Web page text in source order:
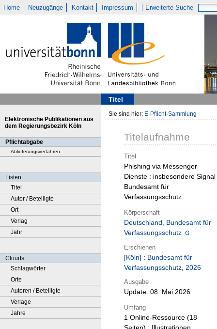
Home Neuzugänge Kontakt Impressum Erweiterte Suche
Titel
Elektronische Publikationen aus
dem Regierungsbezirk Köln
Pflichtabgabe
Ablieferungsverfahren
Listen
Titel
Autor / Beteiligte
Ort
Verlag
Jahr
Clouds
Schlagwörter
Orte
Autoren / Beteiligte
Verlage
Jahre
Sie sind hier: E-Pflicht-Sammlung
Titelaufnahme
Titel
Phishing via Messenger-
Dienste : insbesondere Signal
Bundesamt für
Verfassungsschutz
Körperschaft
Deutschland, Bundesamt für
Verfassungsschutz
Erschienen
[Köln] : Bundesamt für
Verfassungsschutz, 2026
Ausgabe
Update: 08. Mai 2026
Umfang
1 Online-Ressource (18